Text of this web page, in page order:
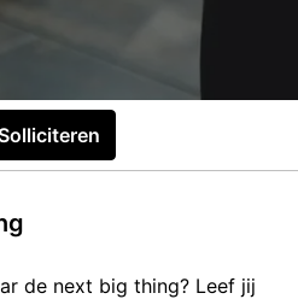
de next big thing? Leef jij